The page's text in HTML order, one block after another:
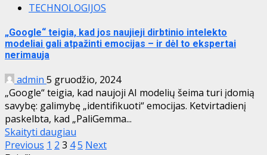
TECHNOLOGIJOS
„Google“ teigia, kad jos naujieji dirbtinio intelekto
modeliai gali atpažinti emocijas – ir dėl to ekspertai
nerimauja
admin 5 gruodžio, 2024
„Google“ teigia, kad naujoji AI modelių šeima turi įdomią
savybę: galimybę „identifikuoti“ emocijas. Ketvirtadienį
paskelbta, kad „PaliGemma...
Skaityti daugiau
Įrašų
Previous 1 2 3 45 Next